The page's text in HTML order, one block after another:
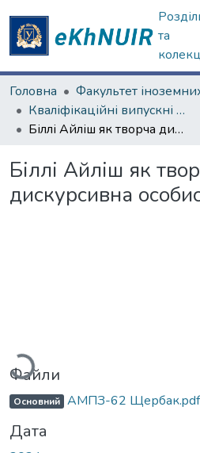
та
Головна
Факультет
Кваліфікаційні випускні роботи магістрів. Факультет іноземних мов
Біллі Айліш як творча дискурсивна особистість
Біллі Айліш як
дискурсивна
Файли
Основний АМПЗ-62 Щербак.pdf
Дата